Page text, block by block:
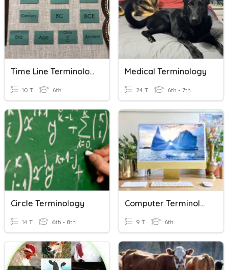
Time Line Terminology
10 T 6th
Medical Terminology
24 T 6th - 7th
Circle Terminology
14 T 6th - 8th
Computer Terminology
9 T 6th